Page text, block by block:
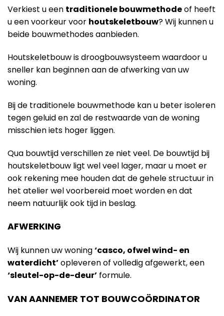
Verkiest u een traditionele bouwmethodeof heeft
u een voorkeur voor houtskeletbouw? Wij kunnen u
beide bouwmethodes aanbieden.
Houtskeletbouw is droogbouwsysteem waardoor u
sneller kan beginnen aan de afwerking van uw
woning.
Bij de traditionele bouwmethode kan u beter isoleren
tegen geluid en zal de restwaarde van de woning
misschien iets hoger liggen.
Qua bouwtijd verschillen ze niet veel. De bouwtijd bij
houtskeletbouw ligt wel veel lager, maar u moet er
ook rekening mee houden dat de gehele structuur in
het atelier wel voorbereid moet worden en dat
neem natuurlijk ook tijd in beslag.
AFWERKING
Wij kunnen uw woning‘casco, ofwel wind- en
waterdicht’opleveren of volledig afgewerkt, een
‘sleutel-op-de-deur’ formule.
VAN AANNEMER TOT BOUWCOÖRDINATOR